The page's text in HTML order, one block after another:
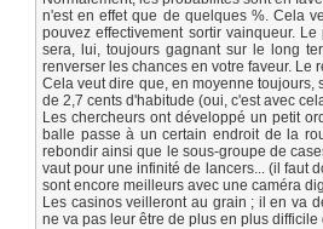
n'est en effet que de quelques %. Cela
pouvez effectivement sortir vainqueur.
sera, lui, toujours gagnant sur le long
renverser les chances en votre faveur. Le
Cela veut dire que, en moyenne toujours,
de 2,7 cents d'habitude (oui, c'est avec
Les chercheurs ont développé un petit
balle passe à un certain endroit de la
rebondir ainsi que le sous-groupe de
vaut pour une infinité de lancers... (il faut
sont encore meilleurs avec une caméra
Les casinos veilleront au grain ; il en va
ne va pas leur être de plus en plus